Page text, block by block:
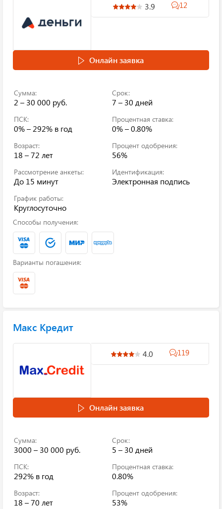
3.9 12
Онлайн заявка
Сумма:
2 – 30 000 руб.
Срок:
7 – 30 дней
ПСК:
0% – 292% в год
Процентная ставка:
0% – 0.80%
Возраст:
18 – 72 лет
Процент одобрения:
56%
Рассмотрение анкеты:
До 15 минут
Идентификация:
Электронная подпись
График работы:
Круглосуточно
Способы получения:
Варианты погашения:
Макс Кредит
4.0 119
Онлайн заявка
Сумма:
3000 – 30 000 руб.
Срок:
5 – 30 дней
ПСК:
292% в год
Процентная ставка:
0.80%
Возраст:
18 – 70 лет
Процент одобрения:
53%